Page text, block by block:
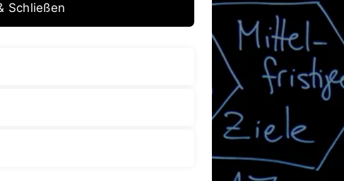
Schließen